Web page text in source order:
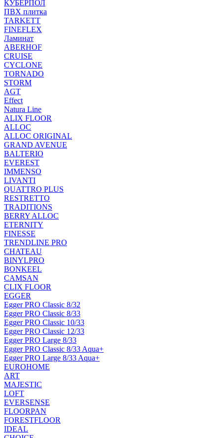
КУБЕРПОЛ
ПВХ плитка
TARKETT
FINEFLEX
Ламинат
ABERHOF
CRUISE
CYCLONE
TORNADO
STORM
AGT
Effect
Natura Line
ALIX FLOOR
ALLOC
ALLOC ORIGINAL
GRAND AVENUE
BALTERIO
EVEREST
IMMENSO
LIVANTI
QUATTRO PLUS
RESTRETTO
TRADITIONS
BERRY ALLOC
ETERNITY
FINESSE
TRENDLINE PRO
CHATEAU
BINYLPRO
BONKEEL
CAMSAN
CLIX FLOOR
EGGER
Egger PRO Classic 8/32
Egger PRO Classic 8/33
Egger PRO Classic 10/33
Egger PRO Classic 12/33
Egger PRO Large 8/33
Egger PRO Classic 8/33 Aqua+
Egger PRO Large 8/33 Aqua+
EUROHOME
ART
MAJESTIC
LOFT
EVERSENSE
FLOORPAN
FORESTFLOOR
IDEAL